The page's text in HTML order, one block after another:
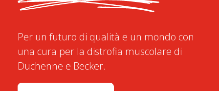
Per un futuro di qualità e un mondo con
una cura per la distrofia muscolare di
Duchenne e Becker.